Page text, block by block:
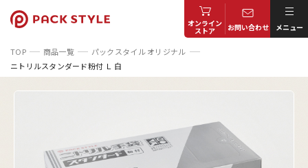
オンライン
ストア お問い合わせ メニュー
TOP 商品一覧
パックスタイル オリジナル
ニトリルスタンダード粉付 Ｌ 白